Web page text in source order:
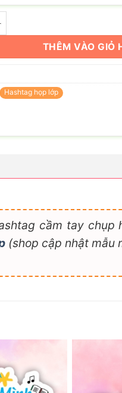
yêu lớp tôi số lượng
THÊM VÀO GIỎ
Hashtag họp lớp
cầm tay
(shop cập nhật mẫu